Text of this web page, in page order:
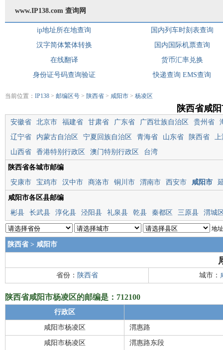
www.IP138.com 查询网
ip地址所在地查询
国内列车时刻表查询
汉字简体繁体转换
国内国际机票查询
在线翻译
货币汇率兑换
身份证号码查询验证
快递查询 EMS查询
当前位置： IP138 > 邮编区号 > 陕西省 > 咸阳市 > 杨凌区
陕西省咸
安徽省 北京市 福建省 甘肃省 广东省 广西壮族自治区 贵州省
辽宁省
内蒙古自治区 宁夏回族自治区 青海省 山东省 陕西省
上
山西省
香港特别行政区 澳门特别行政区 台湾
陕西省各城市邮编
安康市
宝鸡市 汉中市 商洛市 铜川市 渭南市 西安市 咸阳市
咸阳市各区县邮编
彬县
长武县 淳化县 泾阳县 礼泉县 乾县 秦都区 三原县 渭城
地
陕西省> 咸阳市
省份： 陕西省 城市：
陕西省咸阳市杨凌区的邮编是：712100
行政区
咸阳市杨凌区 渭惠路
咸阳市杨凌区 渭惠路东段